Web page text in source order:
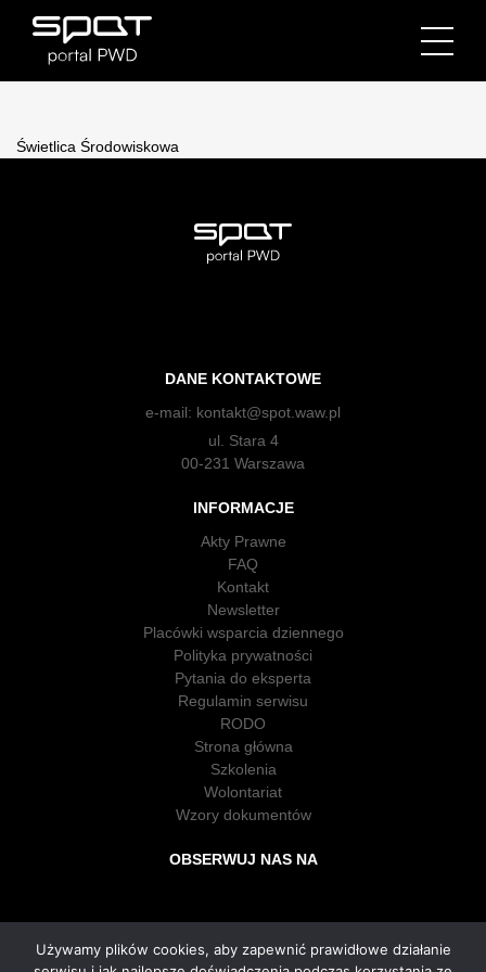
Świetlica Środowiskowa
DANE KONTAKTOWE
e-mail: kontakt@spot.waw.pl
ul. Stara 4
00-231 Warszawa
INFORMACJE
Akty Prawne
FAQ
Kontakt
Newsletter
Placówki wsparcia dziennego
Polityka prywatności
Pytania do eksperta
Regulamin serwisu
RODO
Strona główna
Szkolenia
Wolontariat
Wzory dokumentów
OBSERWUJ NAS NA
Używamy plików cookies, aby zapewnić prawidłowe działanie